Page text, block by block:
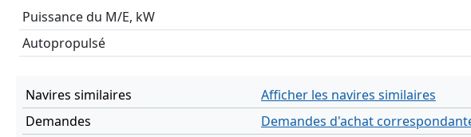
Puissance du M/E, kW
Autopropulsé
Navires similaires
Afficher les navires similaires
Demandes
Demandes d'achat